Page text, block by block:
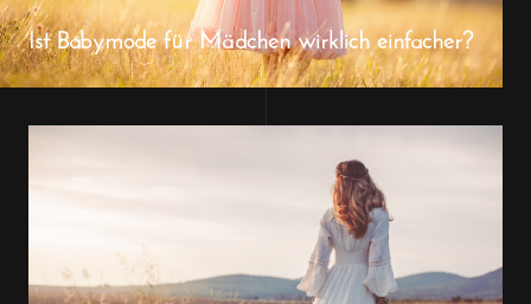
Ist Babymode für Mädchen wirklich einfacher?